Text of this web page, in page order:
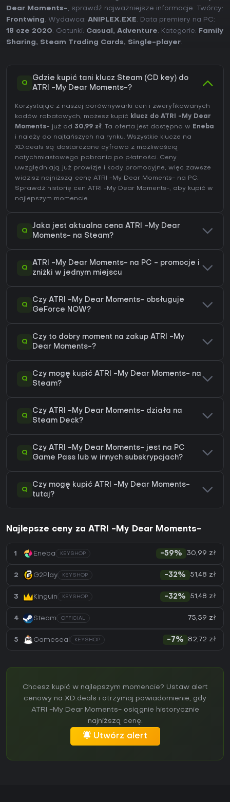
Dear Moments-, sprawdź najważniejsze informacje. Twórcy:
Frontwing. Wydawca: ANIPLEX.EXE. Data premiery na PC:
18 cze 2020. Gatunki: Casual , Adventure. Kategorie:
Family
Sharing, Steam Trading Cards, Single-player.
Q
Gdzie kupić tani klucz Steam (CD key) do
ATRI -My Dear Moments-?
Korzystając z naszej porównywarki cen i zweryfikowanych
kodów rabatowych, możesz kupić klucz do ATRI -My Dear
Moments- już od 30,99 zł. Ta oferta jest dostępna w Eneba
i należy do najtańszych na rynku. Wszystkie klucze na
XD.deals są dostarczane cyfrowo z możliwością
natychmiastowego pobrania po płatności. Ceny
uwzględniają już prowizje i kody promocyjne, więc zawsze
widzisz najniższą cenę ATRI -My Dear Moments- na PC.
Sprawdź historię cen ATRI -My Dear Moments-, aby kupić w
najlepszym momencie.
Q
Jaka jest aktualna cena ATRI -My Dear
Moments- na Steam?
Q
ATRI -My Dear Moments- na PC - promocje i
zniżki w jednym miejscu
Q
Czy ATRI -My Dear Moments- obsługuje
GeForce NOW?
Q
Czy to dobry moment na zakup ATRI -My
Dear Moments-?
Q
Czy mogę kupić ATRI -My Dear Moments- na
Steam?
Q
Czy ATRI -My Dear Moments- działa na
Steam Deck?
Q
Czy ATRI -My Dear Moments- jest na PC
Game Pass lub w innych subskrypcjach?
Q
Czy mogę kupić ATRI -My Dear Moments-
tutaj?
Najlepsze ceny za ATRI -My Dear Moments-
1 Eneba KEYSHOP -59% 30,99 zł
2 G2Play KEYSHOP -32% 51,48 zł
3 Kinguin KEYSHOP -32% 51,48 zł
4 Steam OFFICIAL 75,59 zł
5 Gameseal KEYSHOP -7% 82,72 zł
Chcesz kupić w najlepszym momencie? Ustaw alert
cenowy na XD.deals i otrzymaj powiadomienie, gdy
ATRI -My Dear Moments- osiągnie historycznie
najniższą cenę.
Utwórz alert